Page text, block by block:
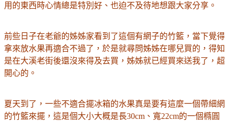
用的東西時心情總是特別好、也迫不及待地想跟大家分享 。
前些日子在老爺的姊姊家看到了這個有網子的竹籃，當下覺得
拿來放水果再適合不過了， 於是就尋問姊姊在哪兒買的，得知
是在大溪老街後還沒來得及去買，姊姊就已經買來送我了，超
開心的 。
夏天到了，一些不適合擺冰箱的水果真是要有這麼一個帶細網
的竹籃來擺， 這是個大小大概是長30cm、寬22cm的一個橢圓